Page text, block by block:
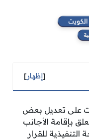
[إظهار]
على تعديل بعض
بإقامة الأجانب
التنفيذية للقرار